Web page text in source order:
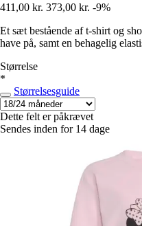
411,00 kr. 373,00 kr. -9%
Et sæt bestående af t-shirt og
have på, samt en behagelig
Størrelse
*
Størrelsesguide
Dette felt er påkrævet
Sendes inden for 14 dage